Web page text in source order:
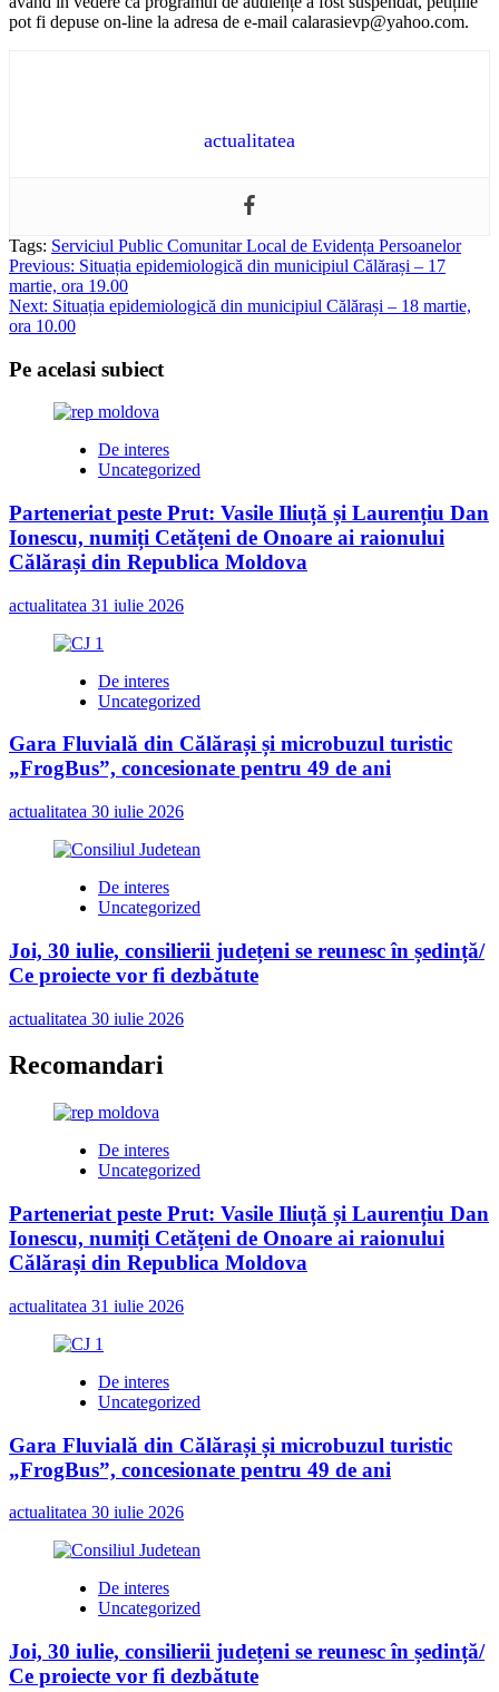
pot fi depuse on-line la adresa de e-mail calarasievp@yahoo.com.
actualitatea
Tags: Serviciul Public Comunitar Local de Evidența Persoanelor
Post
navigation
Previous: Situația epidemiologică din municipiul Călărași – 17
martie, ora 19.00
Next: Situația epidemiologică din municipiul Călărași – 18 martie,
ora 10.00
Pe acelasi subiect
De interes
Uncategorized
Parteneriat peste Prut: Vasile Iliuță și Laurențiu Dan
Ionescu, numiți Cetățeni de Onoare ai raionului
Călărași din Republica Moldova
actualitatea 31 iulie 2026
De interes
Uncategorized
Gara Fluvială din Călărași și microbuzul turistic
„FrogBus”, concesionate pentru 49 de ani
actualitatea 30 iulie 2026
De interes
Uncategorized
Joi, 30 iulie, consilierii județeni se reunesc în ședință/
Ce proiecte vor fi dezbătute
actualitatea 30 iulie 2026
Recomandari
De interes
Uncategorized
Parteneriat peste Prut: Vasile Iliuță și Laurențiu Dan
Ionescu, numiți Cetățeni de Onoare ai raionului
Călărași din Republica Moldova
actualitatea 31 iulie 2026
De interes
Uncategorized
Gara Fluvială din Călărași și microbuzul turistic
„FrogBus”, concesionate pentru 49 de ani
actualitatea 30 iulie 2026
De interes
Uncategorized
Joi, 30 iulie, consilierii județeni se reunesc în ședință/
Ce proiecte vor fi dezbătute